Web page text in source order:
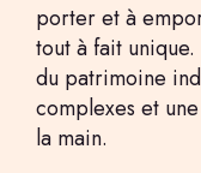
porter et à
tout à fait
du patrimoine
complexes et
la main.